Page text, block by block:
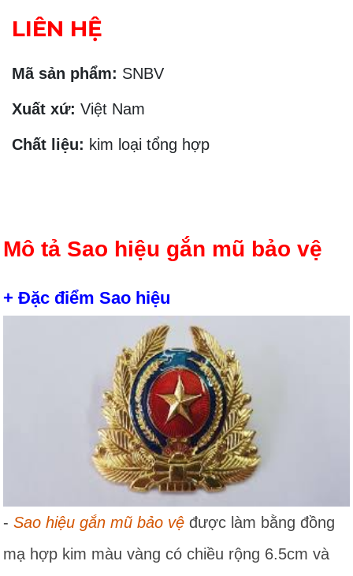
LIÊN HỆ
Mã sản phẩm: SNBV
Xuất xứ: Việt Nam
Chất liệu: kim loại tổng hợp
Mô tả Sao hiệu gắn mũ bảo vệ
+ Đặc điểm Sao hiệu
-Sao hiệu gắn mũ bảo vệ được làm bằng đồng
mạ hợp kim màu vàng có chiều rộng 6.5cm và